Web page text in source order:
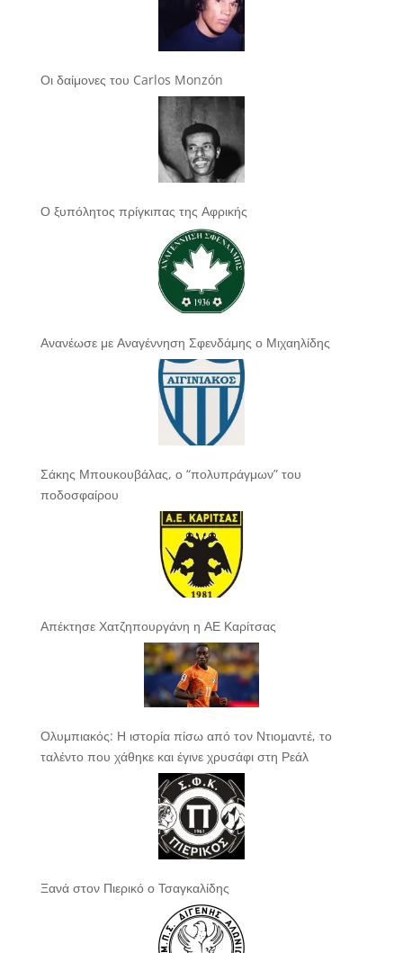
Οι δαίμονες του Carlos Monzón
Ο ξυπόλητος πρίγκιπας της Αφρικής
Ανανέωσε με Αναγέννηση Σφενδάμης ο Μιχαηλίδης
Σάκης Μπουκουβάλας, ο “πολυπράγμων” του
ποδοσφαίρου
Απέκτησε Χατζηπουργάνη η ΑΕ Καρίτσας
Ολυμπιακός: Η ιστορία πίσω από τον Ντιομαντέ, το
ταλέντο που χάθηκε και έγινε χρυσάφι στη Ρεάλ
Ξανά στον Πιερικό ο Τσαγκαλίδης